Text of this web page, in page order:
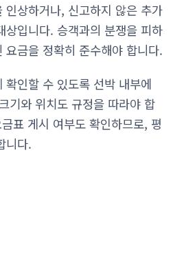
인상하거나, 신고하지 않은 추가
상입니다. 승객과의 분쟁을 피하
요금을 정확히 준수해야 합니다.
확인할 수 있도록 선박 내부에
기와 위치도 규정을 따라야 합
표 게시 여부도 확인하므로, 평
니다.